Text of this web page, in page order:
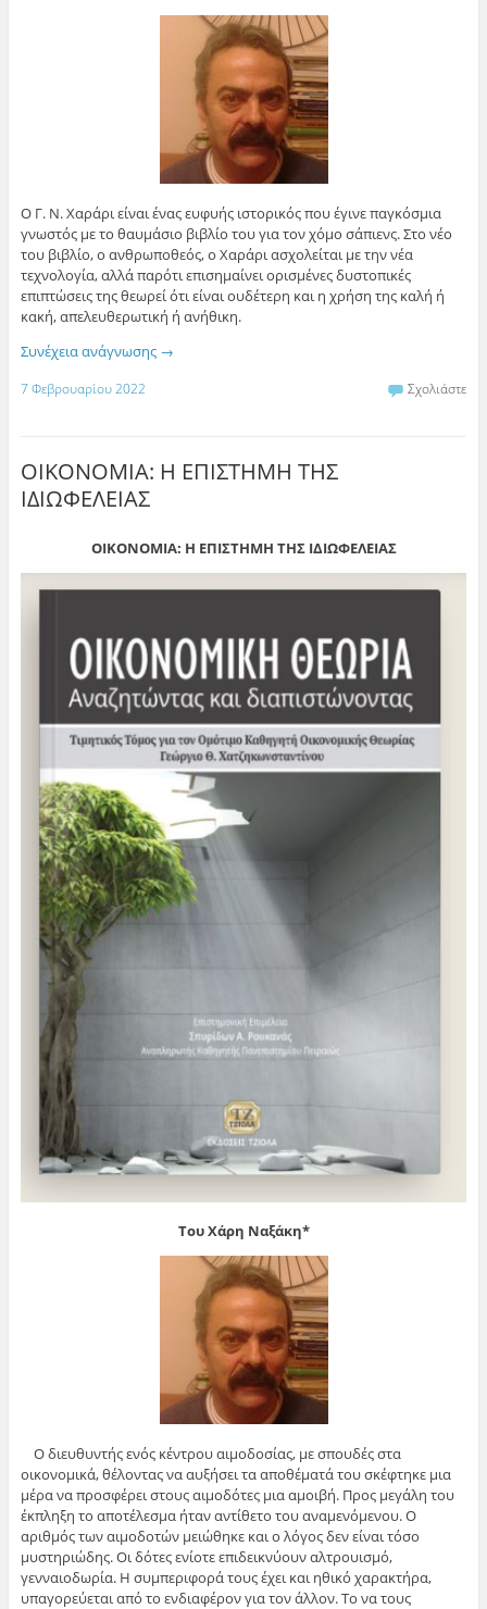
Ο Γ. Ν. Χαράρι είναι ένας ευφυής ιστορικός που έγινε παγκόσμια
γνωστός με το θαυμάσιο βιβλίο του για τον χόμο σάπιενς. Στο νέο
του βιβλίο, ο ανθρωποθεός, ο Χαράρι ασχολείται με την νέα
τεχνολογία, αλλά παρότι επισημαίνει ορισμένες δυστοπικές
επιπτώσεις της θεωρεί ότι είναι ουδέτερη και η χρήση της καλή ή
κακή, απελευθερωτική ή ανήθικη.
Συνέχεια ανάγνωσης →
7 Φεβρουαρίου 2022 Σχολιάστε
ΟΙΚΟΝΟΜΙΑ: Η ΕΠΙΣΤΗΜΗ ΤΗΣ
ΙΔΙΩΦΕΛΕΙΑΣ
ΟΙΚΟΝΟΜΙΑ: Η ΕΠΙΣΤΗΜΗ ΤΗΣ ΙΔΙΩΦΕΛΕΙΑΣ
Του Χάρη Ναξάκη*
Ο διευθυντής ενός κέντρου αιμοδοσίας, με σπουδές στα
οικονομικά, θέλοντας να αυξήσει τα αποθέματά του σκέφτηκε μια
μέρα να προσφέρει στους αιμοδότες μια αμοιβή. Προς μεγάλη του
έκπληξη το αποτέλεσμα ήταν αντίθετο του αναμενόμενου. Ο
αριθμός των αιμοδοτών μειώθηκε και ο λόγος δεν είναι τόσο
μυστηριώδης. Οι δότες ενίοτε επιδεικνύουν αλτρουισμό,
γενναιοδωρία. Η συμπεριφορά τους έχει και ηθικό χαρακτήρα,
υπαγορεύεται από το ενδιαφέρον για τον άλλον. Το να τους